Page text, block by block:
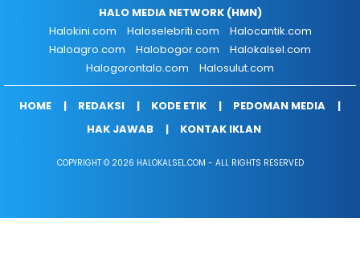
HALO MEDIA NETWORK (HMN)
Halokini.com
Haloselebriti.com
Halocantik.com
Haloagro.com
Halobogor.com
Halokalsel.com
Halogorontalo.com
Halosulut.com
HOME REDAKSI KODE ETIK
PEDOMAN MEDIA
HAK JAWAB
KONTAK IKLAN
COPYRIGHT © 2026 HALOKALSEL.COM - ALL RIGHTS RESERVED